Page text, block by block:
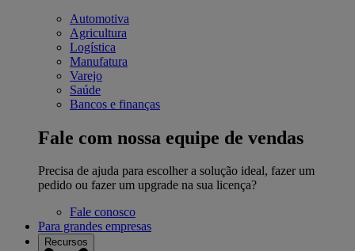
Automotiva
Agricultura
Logística
Manufatura
Varejo
Saúde
Bancos e finanças
Fale com nossa equipe de vendas
Precisa de ajuda para escolher a solução ideal, fazer um
pedido ou fazer um upgrade na sua licença?
Fale conosco
Para grandes empresas
Recursos